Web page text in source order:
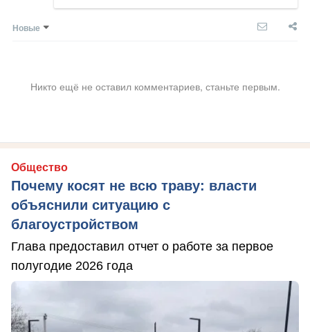
Новые
Никто ещё не оставил комментариев, станьте первым.
Общество
Почему косят не всю траву: власти
объяснили ситуацию с
благоустройством
Глава предоставил отчет о работе за первое
полугодие 2026 года